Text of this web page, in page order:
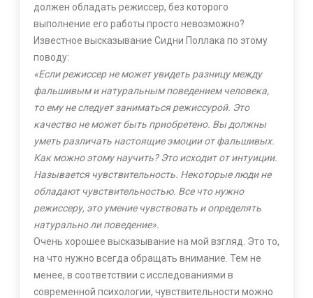
должен обладать режиссер, без которого
выполнение его работы просто невозможно?
Известное высказывание Сидни Поллака по этому
поводу:
«Если режиссер не может увидеть разницу между
фальшивым и натуральным поведением человека,
то ему не следует заниматься режиссурой. Это
качество не может быть приобретено. Вы должны
уметь различать настоящие эмоции от фальшивых.
Как можно этому научить? Это исходит от интуиции.
Называется чувствительность. Некоторые люди не
обладают чувствительностью. Все что нужно
режиссеру, это умение чувствовать и определять
натурально ли поведение».
Очень хорошее высказывание на мой взгляд. Это то,
на что нужно всегда обращать внимание. Тем не
менее, в соответствии с исследованиями в
современной психологии, чувствительности можно